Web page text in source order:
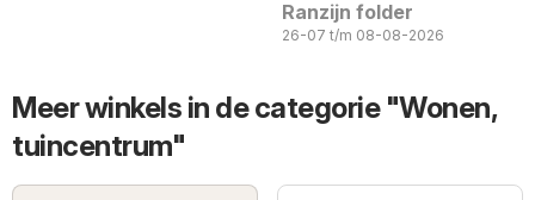
Ranzijn folder
26-07 t/m 08-08-2026
Meer winkels in de categorie "Wonen,
tuincentrum"